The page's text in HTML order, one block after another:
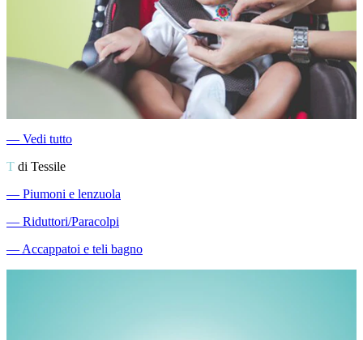
― Vedi tutto
T di Tessile
― Piumoni e lenzuola
― Riduttori/Paracolpi
―Accappatoi e teli bagno